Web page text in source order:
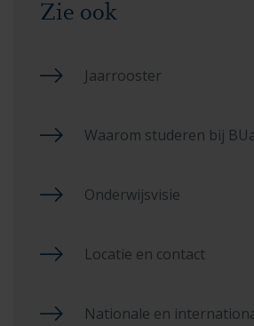
Zie ook
Jaarrooster
Waarom studeren bij
Onderwijsvisie
Locatie en contact
Nationale en